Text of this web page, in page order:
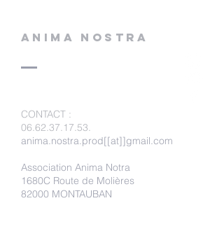
ANIMA NOSTRA
CONTACT :
06.62.37.17.53.
anima.nostra.prod[[at]]gmail.com
Association Anima Notra
1680C Route de Molières
82000 MONTAUBAN